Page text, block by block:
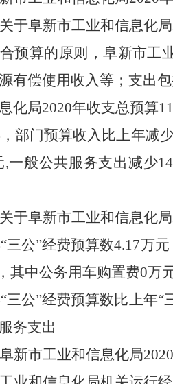
关于阜新市工业和信息化
预算的原则，阜新市工
有偿使用收入等；支出
化局2020年收支总预算
部门预算收入比上年减
,一般公共服务支出减少
关于阜新市工业和信息化
三公”经费预算数4.17万
其中公务用车购置费0万
三公”经费预算数比上年
务支出
阜新市工业和信息化局